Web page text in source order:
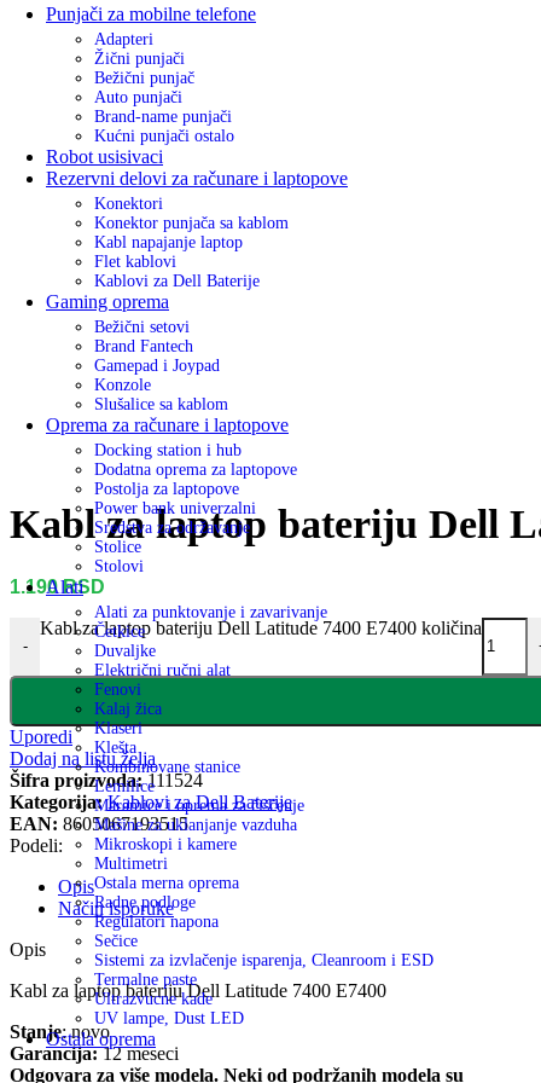
Punjači za mobilne telefone
Adapteri
Žični punjači
Bežični punjač
Auto punjači
Brand-name punjači
Kućni punjači ostalo
Robot usisivaci
Rezervni delovi za računare i laptopove
Konektori
Konektor punjača sa kablom
Kabl napajanje laptop
Flet kablovi
Kablovi za Dell Baterije
Gaming oprema
Bežični setovi
Brand Fantech
Gamepad i Joypad
Konzole
Slušalice sa kablom
Oprema za računare i laptopove
Docking station i hub
Dodatna oprema za laptopove
Postolja za laptopove
Power bank univerzalni
Sredstva za održavanje
Stolice
Stolovi
Alati
Alati za punktovanje i zavarivanje
Četkice
Duvaljke
Električni ručni alat
Fenovi
Kalaj žica
Klaseri
Klešta
Kombinovane stanice
Lemilice
Maramice i oprema za čiščenje
Mašine za uklanjanje vazduha
Mikroskopi i kamere
Multimetri
Ostala merna oprema
Radne podloge
Regulatori napona
Sečice
Sistemi za izvlačenje isparenja, Cleanroom i ESD
Termalne paste
Ultrazvucne kade
UV lampe, Dust LED
Ostala oprema
Kabl za laptop bateriju Dell
1.190RSD
-
Kabl za laptop bateriju Dell Latitude 7400 E7400 količina
Uporedi
Dodaj na listu želja
Šifra proizvoda:111524
Kategorija: Kablovi za Dell Baterije
EAN: 8605067193515
Podeli:
Opis
Način isporuke
Opis
Kabl za laptop bateriju Dell Latitude 7400 E7400
Stanje: novo
Garancija:12 meseci
Odgovara za više modela. Neki od podržanih modela su